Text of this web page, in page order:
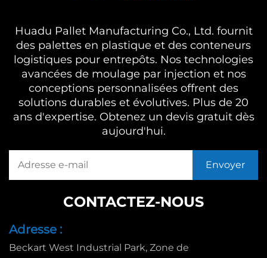
Huadu Pallet Manufacturing Co., Ltd. fournit
des palettes en plastique et des conteneurs
logistiques pour entrepôts. Nos technologies
avancées de moulage par injection et nos
conceptions personnalisées offrent des
solutions durables et évolutives. Plus de 20
ans d'expertise. Obtenez un devis gratuit dès
aujourd'hui.
CONTACTEZ-NOUS
Adresse :
Beckart West Industrial Park, Zone de